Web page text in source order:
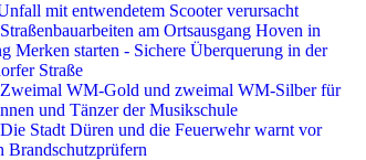
mit entwendetem Scooter verursacht
am Ortsausgang Hoven in
Merken starten - Sichere Überquerung in der
Straße
WM-Gold und zweimal WM-Silber für
und Tänzer der Musikschule
Stadt Düren und die Feuerwehr warnt vor
Brandschutzprüfern